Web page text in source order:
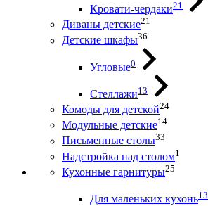
Кровати-чердаки21
Диваны детские21
Детские шкафы36
Угловые0
Стеллажи13
Комоды для детской24
Модульные детские14
Письменные столы33
Надстройка над столом1
Кухонные гарнитуры25
Для маленьких кухонь13